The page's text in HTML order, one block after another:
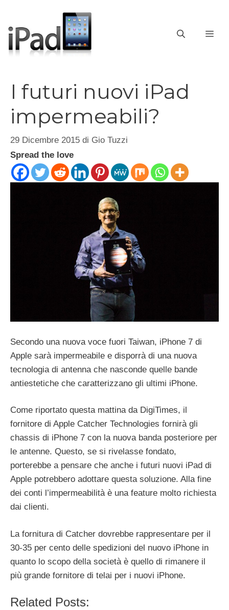
contenuto
I futuri nuovi iPad
impermeabili?
29 Dicembre 2015 di Gio Tuzzi
Spread the love
Secondo una nuova voce fuori Taiwan, iPhone 7 di
Apple sarà impermeabile e disporrà di una nuova
tecnologia di antenna che nasconde quelle bande
antiestetiche che caratterizzano gli ultimi iPhone.
Come riportato questa mattina da DigiTimes, il
fornitore di Apple Catcher Technologies fornirà gli
chassis di iPhone 7 con la nuova banda posteriore per
le antenne. Questo, se si rivelasse fondato,
porterebbe a pensare che anche i futuri nuovi iPad di
Apple potrebbero adottare questa soluzione. Alla fine
dei conti l’impermeabilità è una feature molto richiesta
dai clienti.
La fornitura di Catcher dovrebbe rappresentare per il
30-35 per cento delle spedizioni del nuovo iPhone in
quanto lo scopo della società è quello di rimanere il
più grande fornitore di telai per i nuovi iPhone.
Related Posts: